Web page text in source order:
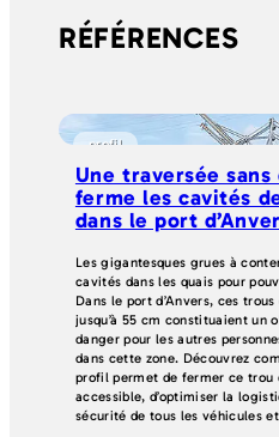
RÉFÉRENCES
profil
Une traversée
ferme les cavités
dans le port
Les gigantesques grues à
cavités dans les quais pour
Dans le port d’Anvers, ces
jusqu’à 55 cm constituaient un
danger pour les autres
dans cette zone. Découvrez
profil permet de fermer ce trou
accessible, d’optimiser la
sécurité de tous les véhicules